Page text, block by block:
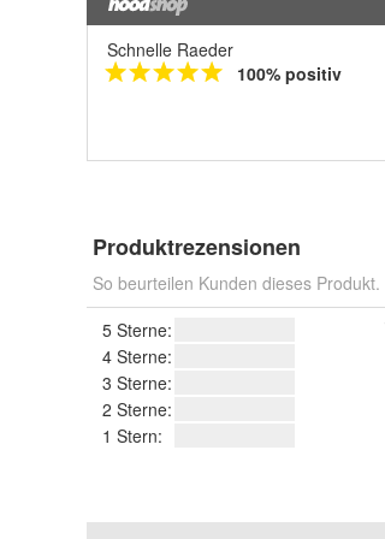
Schnelle Raeder
100% positiv
Produktrezensionen
So beurteilen Kunden dieses Produkt.
5 Sterne:
4 Sterne:
3 Sterne:
2 Sterne:
1 Stern: